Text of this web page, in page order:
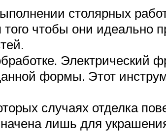
столярных
чтобы они идеально
Электрический
формы. Этот
случаях отделка
лишь для